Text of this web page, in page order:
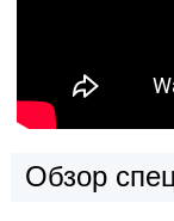
Обзор